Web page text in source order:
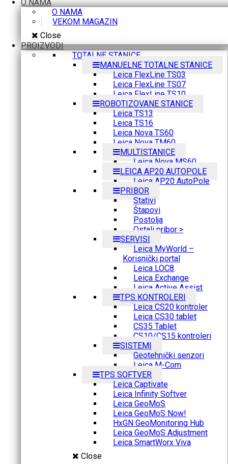
O NAMA
O NAMA
VEKOM MAGAZIN
Close
PROIZVODI
TOTALNE STANICE
MANUELNE TOTALNE STANICE
Leica FlexLine TS03
Leica FlexLine TS07
Leica FlexLine TS10
ROBOTIZOVANE STANICE
Leica TS13
Leica TS16
Leica Nova TS60
Leica Nova TM60
MULTISTANICE
Leica Nova MS60
LEICA AP20 AUTOPOLE
Leica AP20 AutoPole
PRIBOR
Stativi
Štapovi
Postolja
Ostali pribor >
SERVISI
Leica MyWorld –
Korisnički portal
Leica LOC8
Leica Exchange
Leica Active Assist
TPS KONTROLERI
Leica CS20 kontroler
Leica CS30 tablet
CS35 Tablet
CS10/CS15 kontroleri
SISTEMI
Geotehnički senzori
Leica M-Com
TPS SOFTVER
Leica Captivate
Leica Infinity Softver
Leica GeoMoS
Leica GeoMoS Now!
HxGN GeoMonitoring Hub
Leica GeoMoS Adjustment
Leica SmartWorx Viva
Close